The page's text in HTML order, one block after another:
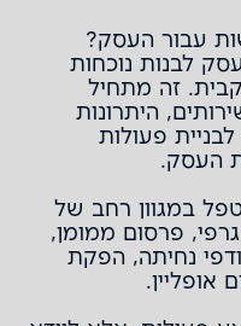
עבור העסק?
לבנות נוכחות
זה מתחיל
היתרונות
פעולות
העסק.
במגוון רחב של
פרסום ממומן,
נחיתה, הפקת
אופליין.